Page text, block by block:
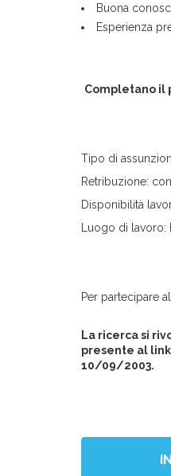
Buona
Esperienza
Completano il
Tipo di
Retribuzione:
Disponibilità
Luogo di lavoro:
Per partecipare
La ricerca si
presente al
10/09/2003.